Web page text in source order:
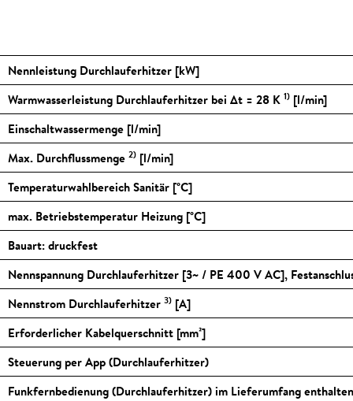
Nennleistung Durchlauferhitzer [kW]
Warmwasserleistung Durchlauferhitzer bei ∆t = 28 K 1) [l/min]
Einschaltwassermenge [l/min]
Max. Durchflussmenge 2) [l/min]
Temperaturwahlbereich Sanitär [°C]
max. Betriebstemperatur Heizung [°C]
Bauart: druckfest
Nennspannung Durchlauferhitzer [3~ / PE 400 V AC],
Nennstrom Durchlauferhitzer 3) [A]
Erforderlicher Kabelquerschnitt [mm²]
Steuerung per App (Durchlauferhitzer)
Funkfernbedienung (Durchlauferhitzer) im Lieferumfang enthalten